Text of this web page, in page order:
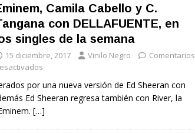
Camila Cabello y C.
con DELLAFUENTE, en
singles de la semana
15 diciembre, 2017 Vinilo Negro
Comentarios
por una nueva versión de Ed Sheeran con
Ed Sheeran regresa también con River, la
[…]